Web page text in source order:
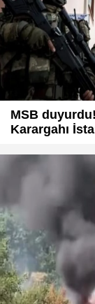
MSB
Karargahı